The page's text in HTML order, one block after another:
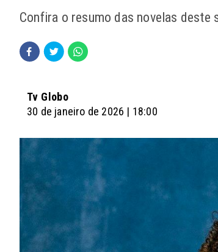
Confira o resumo das novelas deste
Tv Globo
30 de janeiro de 2026 | 18:00